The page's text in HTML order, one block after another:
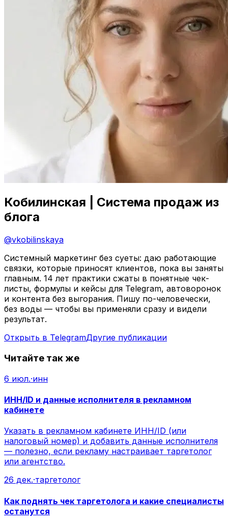
Кобилинская | Система продаж из
блога
@vkobilinskaya
Системный маркетинг без суеты: даю работающие
связки, которые приносят клиентов, пока вы заняты
главным. 14 лет практики сжаты в понятные чек-
листы, формулы и кейсы для Telegram, автоворонок
и контента без выгорания. Пишу по-человечески,
без воды — чтобы вы применяли сразу и видели
результат.
Открыть в TelegramДругие публикации
Читайте так же
6 июл.·инн
ИНН/ID и данные исполнителя в рекламном
кабинете
Указать в рекламном кабинете ИНН/ID (или
налоговый номер) и добавить данные исполнителя
— полезно, если рекламу настраивает таргетолог
или агентство.
26 дек.·таргетолог
Как поднять чек таргетолога и какие специалисты
останутся